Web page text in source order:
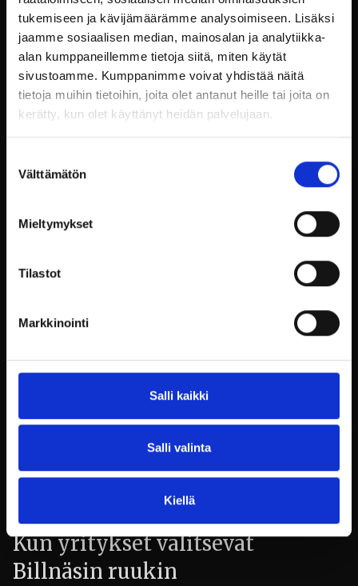
tukemiseen ja kävijämäärämme analysoimiseen. Lisäksi
jaamme sosiaalisen median, mainosalan ja analytiikka-
alan kumppaneillemme tietoja siitä, miten käytät
sivustoamme. Kumppanimme voivat yhdistää näitä
tietoja muihin tietoihin, joita olet antanut heille tai joita on
kerätty, kun olet käyttänyt heidän palvelujaan.
valinta
Välttämätön
Mieltymykset
Tilastot
Markkinointi
Salli kaikki
Salli valinta
Kiellä
ainoastaan virkistä, vaan myös
edistävät työntekijöiden välistä
yhteistyötä ja hyvinvointia.
Yöpyminen Täynnä Tarinoita
Billnäsin ruukin hotellihuoneet
tarinoita. Jokainen huone on
kunnioittaen paikan
historiallista perintöä, tarjoten
vieraille ainutlaatuisen ja
mukavan majoituskokemuksen.
Yöpyminen ruukin hotellissa ei
ole pelkästään lepohetki, vaan se
on osa kokonaisvaltaista
elämystä, joka jättää kestävän
Kun yritykset valitsevat
Billnäsin ruukin